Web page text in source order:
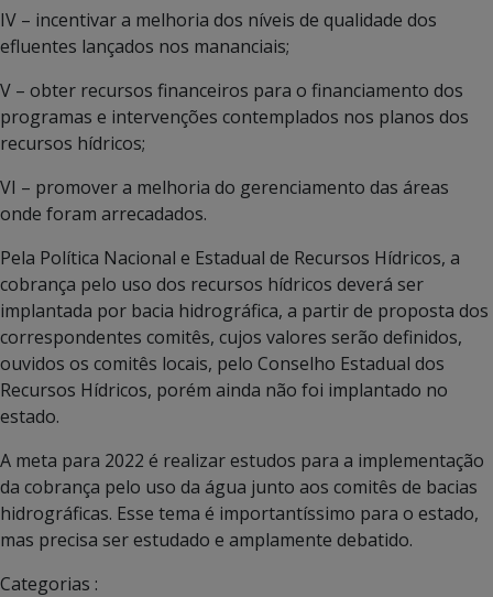
IV – incentivar a melhoria dos níveis de qualidade dos
efluentes lançados nos mananciais;
V – obter recursos financeiros para o financiamento dos
programas e intervenções contemplados nos planos dos
recursos hídricos;
VI – promover a melhoria do gerenciamento das áreas
onde foram arrecadados.
Pela Política Nacional e Estadual de Recursos Hídricos, a
cobrança pelo uso dos recursos hídricos deverá ser
implantada por bacia hidrográfica, a partir de proposta dos
correspondentes comitês, cujos valores serão definidos,
ouvidos os comitês locais, pelo Conselho Estadual dos
Recursos Hídricos, porém ainda não foi implantado no
estado.
A meta para 2022 é realizar estudos para a implementação
da cobrança pelo uso da água junto aos comitês de bacias
hidrográficas. Esse tema é importantíssimo para o estado,
mas precisa ser estudado e amplamente debatido.
Categorias :